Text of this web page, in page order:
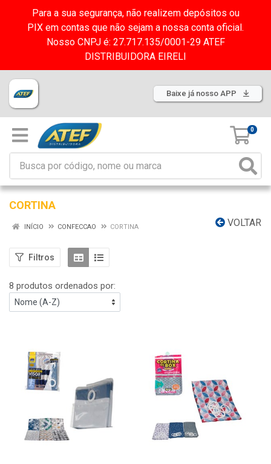
Para a sua segurança, não realizem depósitos ou
PIX em contas que não sejam a nossa conta oficial.
Nosso CNPJ é: 27.717.135/0001-29 ATEF
DISTRIBUIDORA EIRELI
Baixe já nosso APP
0
CORTINA
VOLTAR
INÍCIO CONFECCAO CORTINA
Filtros
8 produtos ordenados por: